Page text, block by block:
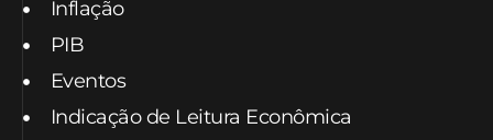
Inflação
PIB
Eventos
Indicação de Leitura Econômica